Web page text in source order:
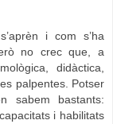
i com s’ha
no crec que, a
didàctica,
palpentes. Potser
sabem bastants:
i habilitats